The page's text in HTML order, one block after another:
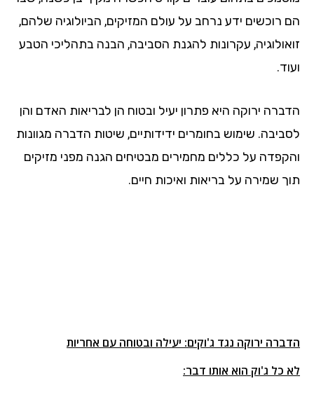
הם רוכשים ידע נרחב על עולם המזיקים, הביולוגיה שלהם,
זואולוגיה, עקרונות להגנת הסביבה, הבנה בתהליכי הטבע
ועוד.
הדברה ירוקה היא פתרון יעיל ובטוח הן לבריאות האדם והן
לסביבה. שימוש בחומרים ידידותיים, שיטות הדברה מגוונות
והקפדה על כללים מחמירים מבטיחים הגנה מפני מזיקים
תוך שמירה על בריאות ואיכות חיים.
הדברה ירוקה נגד ג'וקים: יעילה ובטוחה עם אחריות
לא כל ג'וק הוא אותו דבר: